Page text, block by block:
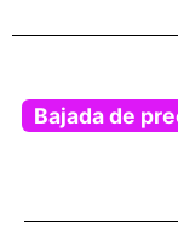
Bajada de